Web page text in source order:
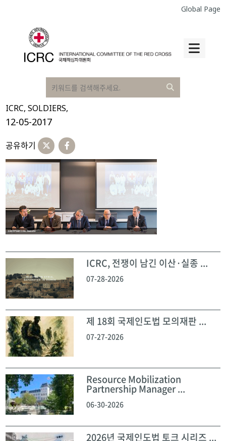
Global Page
ICRC, SOLDIERS,
12-05-2017
공유하기
ICRC, 전쟁이 남긴 이산·실종 ...
07-28-2026
제 18회 국제인도법 모의재판 ...
07-27-2026
Resource Mobilization
Partnership Manager ...
06-30-2026
2026년 국제인도법 토크 시리즈 ...